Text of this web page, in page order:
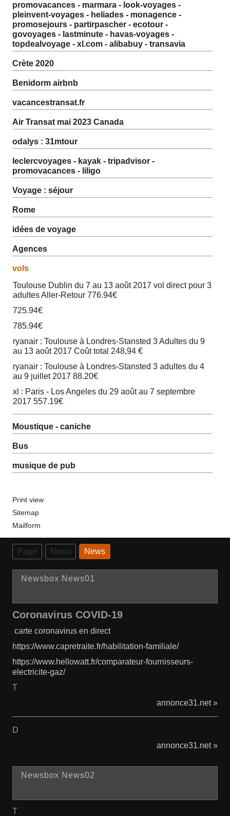
promovacances - marmara - look-voyages -
pleinvent-voyages - heliades - monagence -
promosejours - partirpascher - ecotour -
govoyages - lastminute - havas-voyages -
topdealvoyage - xl.com - alibabuy - transavia
Crète 2020
Benidorm airbnb
vacancestransat.fr
Air Transat mai 2023 Canada
odalys : 31mtour
leclercvoyages - kayak - tripadvisor -
promovacances - liligo
Voyage : séjour
Rome
idées de voyage
Agences
vols
Toulouse Dublin du 7 au 13 août 2017 vol direct pour 3
adultes Aller-Retour 776.94€
725.94€
785.94€
ryanair : Toulouse à Londres-Stansted 3 Adultes du 9
au 13 août 2017 Coût total 248,94 €
ryanair : Toulouse à Londres-Stansted 3 adultes du 4
au 9 juillet 2017 88.20€
xl : Paris - Los Angeles du 29 août au 7 septembre
2017 557.19€
Moustique - caniche
Bus
musique de pub
Print view
Sitemap
Mailform
Page Menu News
Newsbox News01
Coronavirus COVID-19
carte coronavirus en direct
https://www.capretraite.fr/habilitation-familiale/
https://www.hellowatt.fr/comparateur-fournisseurs-
electricite-gaz/
T
annonce31.net »
D
annonce31.net »
Newsbox News02
T